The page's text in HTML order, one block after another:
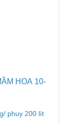
HOA 10-
phuy 200 lít